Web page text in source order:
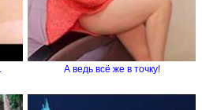
А ведь всё же в точку!